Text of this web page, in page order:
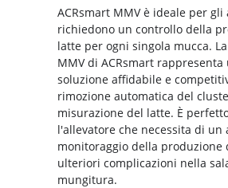
ACRsmart MMV è ideale per
richiedono un controllo della
latte per ogni singola mucca.
MMV di ACRsmart rappresenta
soluzione affidabile e
rimozione automatica del
misurazione del latte. È
l'allevatore che necessita di un
monitoraggio della produzione
ulteriori complicazioni nella
mungitura.